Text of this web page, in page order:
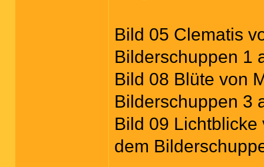
Bild 05 Clematis
Bilderschuppen 1
Bild 08 Blüte von
Bilderschuppen 3
Bild 09
dem